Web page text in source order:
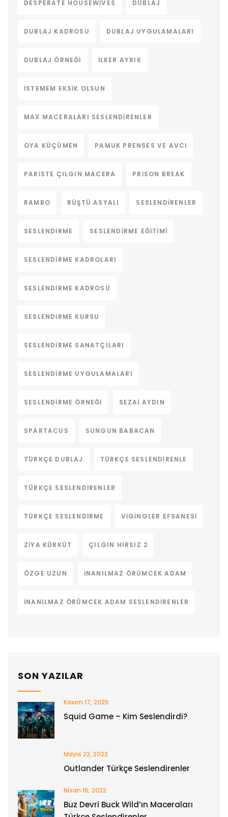
DESPERATE HOUSEWIVES DUBLAJ
DUBLAJ KADROSU DUBLAJ UYGULAMALARI
DUBLAJ ÖRNEĞI ILKER AYRIK
ISTEMEM EKSIK OLSUN
MAX MACERALARI SESLENDIRENLER
OYA KÜÇÜMEN PAMUK PRENSES VE AVCI
PARISTE ÇILGIN MACERA PRISON BREAK
RAMBO RÜŞTÜ ASYALI SESLENDIRENLER
SESLENDIRME SESLENDIRME EĞITIMI
SESLENDIRME KADROLARI
SESLENDIRME KADROSU
SESLENDIRME KURSU
SESLENDIRME SANATÇILARI
SESLENDIRME UYGULAMALARI
SESLENDIRME ÖRNEĞI SEZAI AYDIN
SPARTACUS SUNGUN BABACAN
TÜRKÇE DUBLAJ TÜRKÇE SESLENDIRENLE
TÜRKÇE SESLENDIRENLER
TÜRKÇE SESLENDIRME VIGINGLER EFSANESI
ZIYA KÜRKÜT ÇILGIN HIRSIZ 2
ÖZGE UZUN İNANILMAZ ÖRÜMCEK ADAM
İNANILMAZ ÖRÜMCEK ADAM SESLENDIRENLER
SON YAZILAR
Kasım 17, 2025
Squid Game – Kim Seslendirdi?
Mayıs 22, 2022
Outlander Türkçe Seslendirenler
Nisan 16, 2022
Buz Devri Buck Wild’ın Maceraları